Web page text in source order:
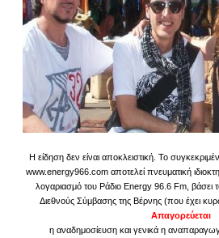
Η είδηση δεν είναι αποκλειστική. Το
www.energy966.com αποτελεί πνευματική
λογαριασμό του Ράδιο Energy 96.6 Fm, βάσει
Διεθνούς Σύμβασης της Βέρνης (που έχει
Απαγορεύεται
η αναδημοσίευση και γενικά η